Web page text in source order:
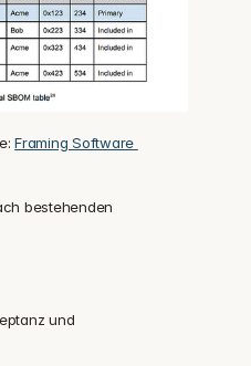
Framing Software
bestehenden
und